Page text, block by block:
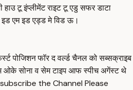
टू इंप्लीमेंट राइट टू एडु सफर डाटा
इड एम इड एड्ड मे विड ऊ।
पोजिशन फॉर द वर्ल्ड चैनल को सब्सक्राइब
ओके सोना व सेम टाइप आफ स्पीच अगेंस्ट थे
the Channel Please